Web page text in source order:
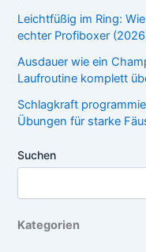
Leichtfüßig im Ring:
echter Profiboxer
Ausdauer wie ein
Laufroutine komplett
Schlagkraft
Übungen für starke
Suchen
Kategorien